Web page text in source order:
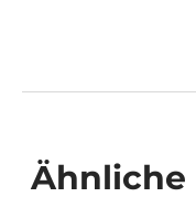
Ähnliche